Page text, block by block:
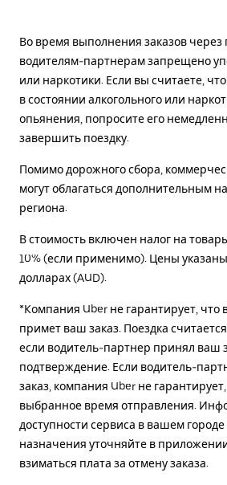
Во время выполнения заказов
водителям-партнерам запрещено
или наркотики. Если вы считаете,
в состоянии алкогольного или
опьянения, попросите его
завершить поездку.
Помимо дорожного сбора,
могут облагаться дополнительным
региона.
В стоимость включен налог на
10% (если применимо). Цены
долларах (AUD).
*Компания Uber не гарантирует, что
примет ваш заказ. Поездка
если водитель-партнер принял ваш
подтверждение. Если водитель-
заказ, компания Uber не
выбранное время отправления.
доступности сервиса в вашем городе
назначения уточняйте в
взиматься плата за отмену заказа.